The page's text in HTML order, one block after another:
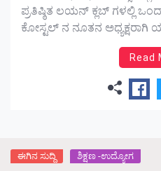
ಪ್ರತಿಷ್ಠಿತ ಲಯನ್ ಕ್ಲಬ್ ಗಳಲ್ಲಿ
ಕೋಸ್ಟಲ್ ನ ನೂತನ ಅಧ್ಯಕ್ಷರಾಗಿ
ಸ್ಟೋರ್ ಹಾಗೂ ಶ್ರೀದೇವಿ ಸಿಲ್ವರ್
ಸ್ಥಾಪಕ ಸದಸ್ಯರು ಆದ ಲ. ಗಣೇಶ್
ಆಯ್ಕೆಯಾಗಿದ್ದಾರೆ. ಬೆಂಗಳೂರಿನ
ಎಂಬಿಎ ಪದವೀಧರರಾದ ಇವರು ದಿ.
Read
ಈಗಿನ ಸುದ್ದಿ ಶಿಕ್ಷಣ -ಉದ್ಯೋಗ